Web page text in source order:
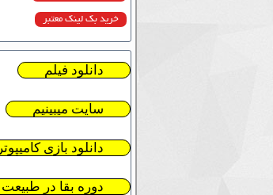
خرید بک لینک معتبر
دانلود فیلم
سایت میبینیم
دانلود بازی کامیپوتر
دوره بقا در طبیعت